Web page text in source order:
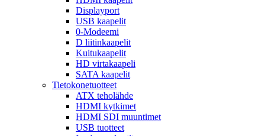
Displayport
USB kaapelit
0-Modeemi
D liitinkaapelit
Kuitukaapelit
HD virtakaapeli
SATA kaapelit
Tietokonetuotteet
ATX teholähde
HDMI kytkimet
HDMI SDI muuntimet
USB tuotteet